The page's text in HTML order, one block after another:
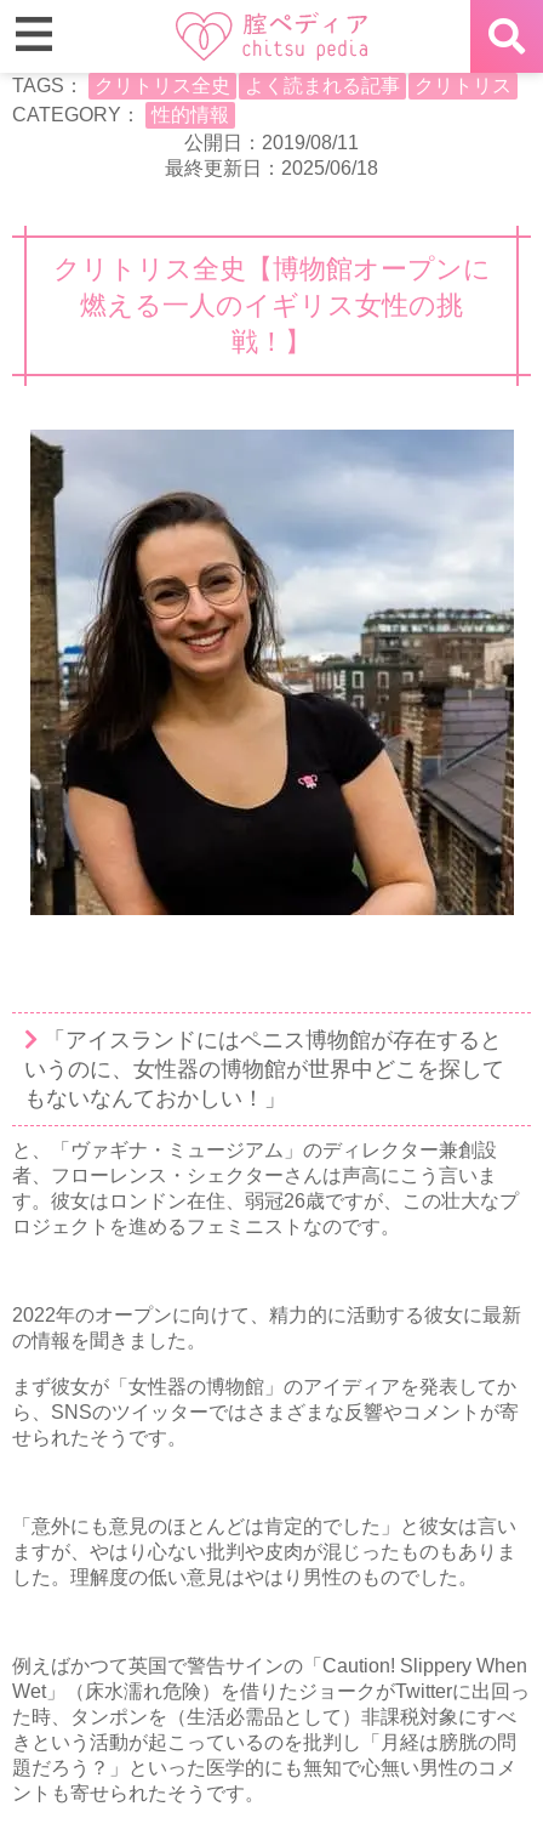
TAGS： クリトリス全史 よく読まれる記事
クリトリス
CATEGORY：
性的情報
公開日：2019/08/11
最終更新日：2025/06/18
クリトリス全史【博物館オープンに
燃える一人のイギリス女性の挑
戦！】
「アイスランドにはペニス博物館が存在すると
いうのに、女性器の博物館が世界中どこを探して
もないなんておかしい！」
と、「ヴァギナ・ミュージアム」のディレクター兼創設
者、フローレンス・シェクターさんは声高にこう言いま
す。彼女はロンドン在住、弱冠26歳ですが、この壮大なプ
ロジェクトを進めるフェミニストなのです。
2022年のオープンに向けて、精力的に活動する彼女に最新
の情報を聞きました。
まず彼女が「女性器の博物館」のアイディアを発表してか
ら、SNSのツイッターではさまざまな反響やコメントが寄
せられたそうです。
「意外にも意見のほとんどは肯定的でした」と彼女は言い
ますが、やはり心ない批判や皮肉が混じったものもありま
した。理解度の低い意見はやはり男性のものでした。
例えばかつて英国で警告サインの「Caution! Slippery When
Wet」（床水濡れ危険）を借りたジョークがTwitterに出回っ
た時、タンポンを（生活必需品として）非課税対象にすべ
きという活動が起こっているのを批判し「月経は膀胱の問
題だろう？」といった医学的にも無知で心無い男性のコメ
ントも寄せられたそうです。